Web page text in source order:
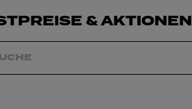
& AKTIONEN